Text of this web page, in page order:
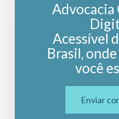
Advocacia
Acessível
Brasil,
você
Enviar